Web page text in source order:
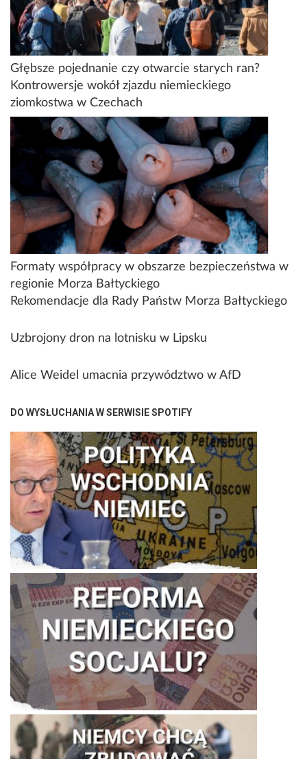
Głębsze pojednanie czy otwarcie starych ran?
Kontrowersje wokół zjazdu niemieckiego
ziomkostwa w Czechach
Formaty współpracy w obszarze bezpieczeństwa w
regionie Morza Bałtyckiego
Rekomendacje dla Rady Państw Morza Bałtyckiego
Uzbrojony dron na lotnisku w Lipsku
Alice Weidel umacnia przywództwo w AfD
DO WYSŁUCHANIA W SERWISIE SPOTIFY